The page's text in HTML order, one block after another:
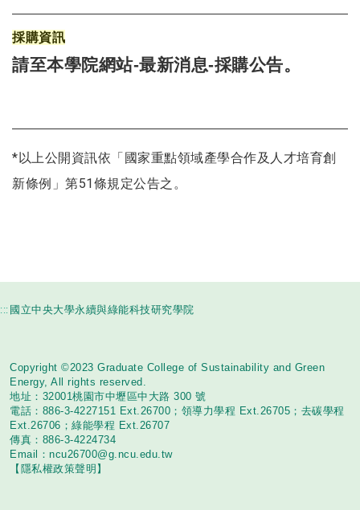
採購資訊
請至本學院網站-最新消息-採購公告。
*以上公開資訊依「國家重點領域產學合作及人才培育創
新條例」第51條規定公告之。
::: 國立中央大學永續與綠能科技研究學院
Copyright ©2023 Graduate College of Sustainability and Green
Energy, All rights reserved.
地址：32001桃園市中壢區中大路 300 號
電話：886-3-4227151 Ext.26700；領導力學程 Ext.26705；去碳學程
Ext.26706；綠能學程 Ext.26707
傳真：886-3-4224734
Email：ncu26700@g.ncu.edu.tw
【隱私權政策聲明】